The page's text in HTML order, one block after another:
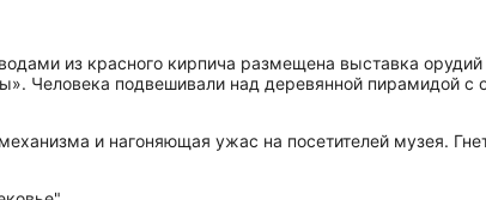
из красного кирпича размещена выставка
Человека подвешивали над деревянной пирамидой с
и нагоняющая ужас на посетителей музея.